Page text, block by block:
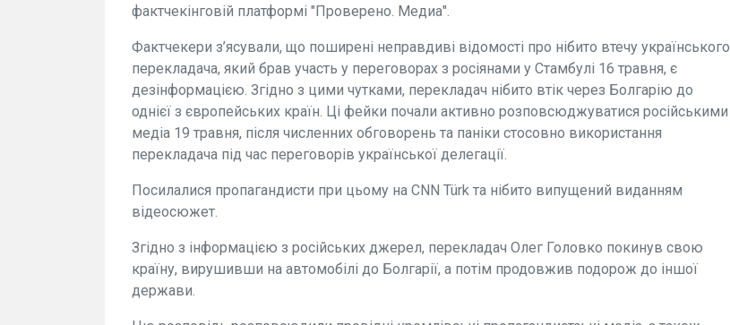
фактчекінговій платформі "Проверено. Медиа".
Фактчекери з’ясували, що поширені неправдиві відомості про нібито втечу українського
перекладача, який брав участь у переговорах з росіянами у Стамбулі 16 травня, є
дезінформацією. Згідно з цими чутками, перекладач нібито втік через Болгарію до
однієї з європейських країн. Ці фейки почали активно розповсюджуватися російськими
медіа 19 травня, після численних обговорень та паніки стосовно використання
перекладача під час переговорів української делегації.
Посилалися пропагандисти при цьому на CNN Türk та нібито випущений виданням
відеосюжет.
Згідно з інформацією з російських джерел, перекладач Олег Головко покинув свою
країну, вирушивши на автомобілі до Болгарії, а потім продовжив подорож до іншої
держави.